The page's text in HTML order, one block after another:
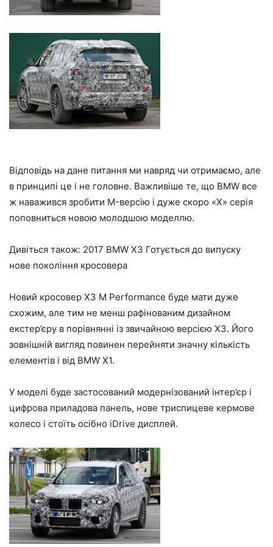
Відповідь на дане питання ми навряд чи отримаємо, але
в принципі це і не головне. Важливіше те, що BMW все
ж наважився зробити M-версію і дуже скоро «X» серія
поповниться новою молодшою моделлю.
Дивіться також: 2017 BMW X3 Готується до випуску
нове покоління кросовера
Новий кросовер X3 M Performance буде мати дуже
схожим, але тим не менш рафінованим дизайном
екстер’єру в порівнянні із звичайною версією X3. Його
зовнішній вигляд повинен перейняти значну кількість
елементів і від BMW X1.
У моделі буде застосований модернізований інтер’єр і
цифрова приладова панель, нове триспицеве кермове
колесо і стоїть осібно iDrive дисплей.